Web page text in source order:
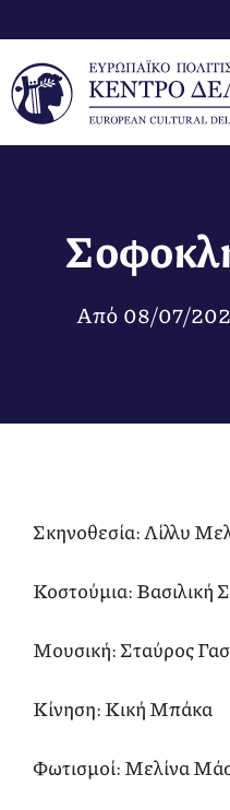
σε
περιεχόμενο
Από 08/07/
Σκηνοθεσία: Λίλλυ
Κοστούμια: Βασιλική
Μουσική: Σταύρος
Κίνηση: Κική Μπάκα
Φωτισμοί: Μελίνα